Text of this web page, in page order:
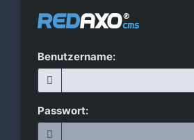
Benutzername:
Passwort: